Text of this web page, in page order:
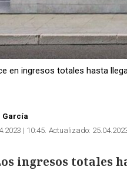
en ingresos totales hasta
García
| 10:45 Actualizado:
ingresos totales